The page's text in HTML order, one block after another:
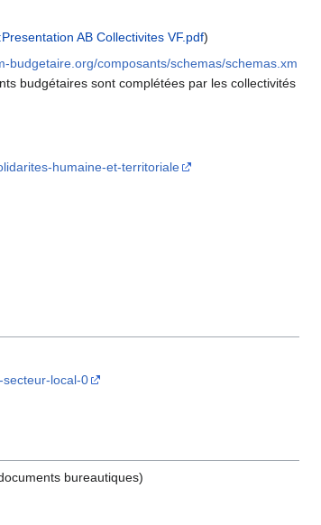
AB Collectivites VF.pdf)
budgetaire.org/composants/schemas/schemas.xm
budgétaires sont complétées par les collectivités
humaine-et-territoriale
secteur-local-0
bureautiques)